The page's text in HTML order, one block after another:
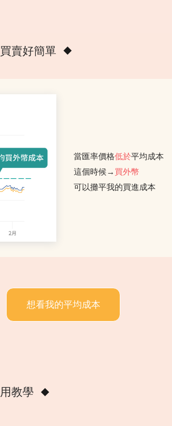
賣好簡單
當匯率價格低於平均成本
這個時候→ 買外幣
可以攤平我的買進成本
想看我的平均成本
教學